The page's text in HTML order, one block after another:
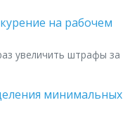
на рабочем
увеличить штрафы за
минимальных